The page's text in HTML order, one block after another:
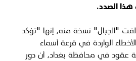
الصدد.
"الجبال" نسخة منه، إنها "تؤكد
الواردة في قرعة أسماء
عقود في محافظة بغداد، أن دور